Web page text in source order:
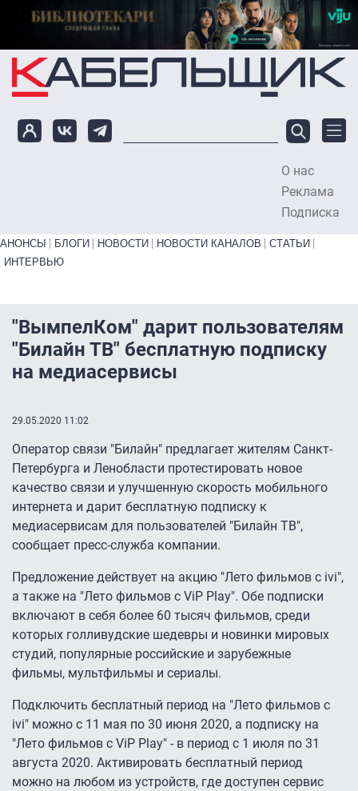
Перейти к основному содержанию
О нас
Реклама
Подписка
Primary links bottom
АНОНСЫ БЛОГИ НОВОСТИ НОВОСТИ КАНАЛОВ
СТАТЬИ
ИНТЕРВЬЮ
"ВымпелКом" дарит пользователям
"Билайн ТВ" бесплатную подписку
на медиасервисы
29.05.2020 11:02
Оператор связи "Билайн" предлагает жителям Санкт-
Петербурга и Ленобласти протестировать новое
качество связи и улучшенную скорость мобильного
интернета и дарит бесплатную подписку к
медиасервисам для пользователей "Билайн ТВ",
сообщает пресс-служба компании.
Предложение действует на акцию "Лето фильмов с ivi",
а также на "Лето фильмов с ViP Play". Обе подписки
включают в себя более 60 тысяч фильмов, среди
которых голливудские шедевры и новинки мировых
студий, популярные российские и зарубежные
фильмы, мультфильмы и сериалы.
Подключить бесплатный период на "Лето фильмов с
ivi" можно с 11 мая по 30 июня 2020, а подписку на
"Лето фильмов с ViP Play" - в период с 1 июля по 31
августа 2020. Активировать бесплатный период
можно на любом из устройств, где доступен сервис